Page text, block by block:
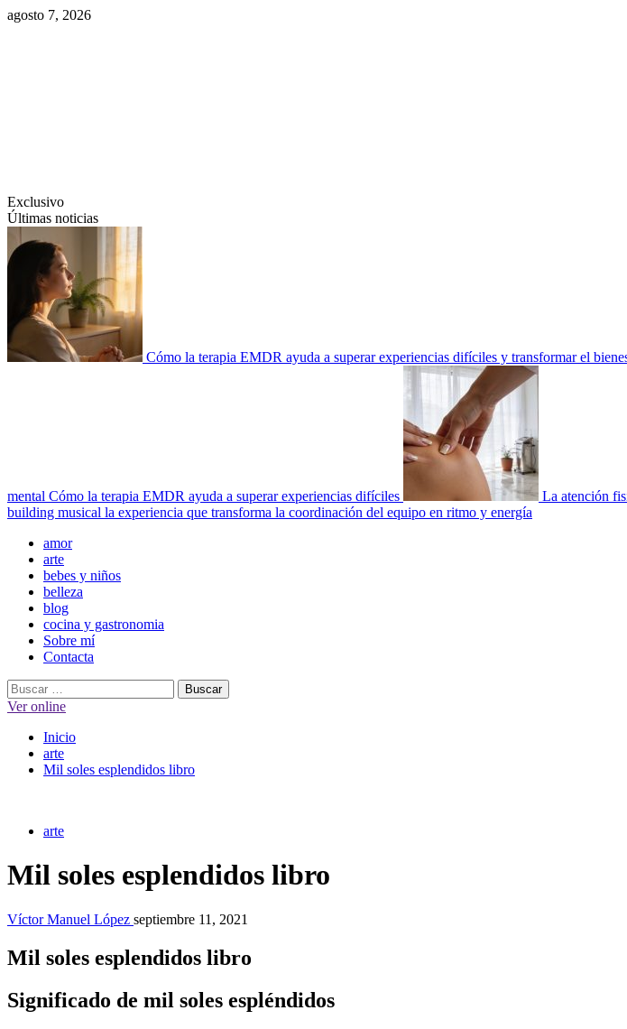
Saltar
agosto 7, 2026
Exclusivo
Últimas noticias
Cómo la terapia EMDR ayuda a superar experiencias difíciles y transformar el
mental Cómo la terapia EMDR ayuda a superar experiencias difíciles La atención
building musical la experiencia que transforma la coordinación del equipo en ritmo y energía
Menú
principal
amor
arte
bebes y niños
belleza
blog
cocina y gastronomia
Sobre mí
Contacta
Buscar:
Ver online
Inicio
arte
Mil soles esplendidos libro
arte
Mil soles esplendidos libro
Víctor Manuel López septiembre 11, 2021
Mil soles esplendidos libro
Significado de mil soles espléndidos